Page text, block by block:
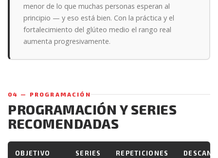
menor de lo que muchas personas esperan al
principio — y eso está bien. Con la práctica y el
fortalecimiento del glúteo medio el rango real
aumenta progresivamente.
04 — PROGRAMACIÓN
PROGRAMACIÓN Y SERIES
RECOMENDADAS
OBJETIVO SERIES REPETICIONES